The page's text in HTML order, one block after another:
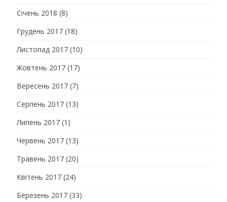
Січень 2018 (8)
Грудень 2017 (18)
Листопад 2017 (10)
Жовтень 2017 (17)
Вересень 2017 (7)
Серпень 2017 (13)
Липень 2017 (1)
Червень 2017 (13)
Травень 2017 (20)
Квітень 2017 (24)
Березень 2017 (33)